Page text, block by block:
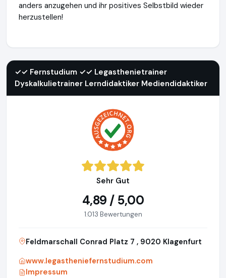
anders anzugehen und ihr positives Selbstbild wieder
herzustellen!
✓✓ Fernstudium ✓✓ Legasthenietrainer
Dyskalkulietrainer Lerndidaktiker Mediendidaktiker
Sehr Gut
4,89 / 5,00
1.013 Bewertungen
Feldmarschall Conrad Platz 7 , 9020 Klagenfurt
www.legastheniefernstudium.com
Impressum